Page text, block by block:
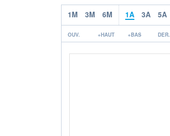
1M 3M 6M 1A 3A 5A
OUV. +HAUT +BAS DER.